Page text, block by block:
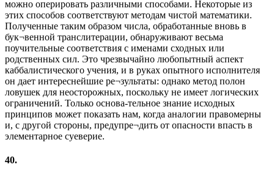
можно оперировать различными способами. Некоторые из
этих способов соответствуют методам чистой математики.
Полученные таким образом числа, обработанные вновь в
бук¬венной транслитерации, обнаруживают весьма
поучительные соответствия с именами сходных или
родственных сил. Это чрезвычайно любопытный аспект
каббалистического учения, и в руках опытного исполнителя
он дает интереснейшие ре¬зультаты: однако метод полон
ловушек для неосторожных, поскольку не имеет логических
ограничений. Только основа-тельное знание исходных
принципов может показать нам, когда аналогии правомерны
и, с другой стороны, предупре¬дить от опасности впасть в
элементарное суеверие.
40.